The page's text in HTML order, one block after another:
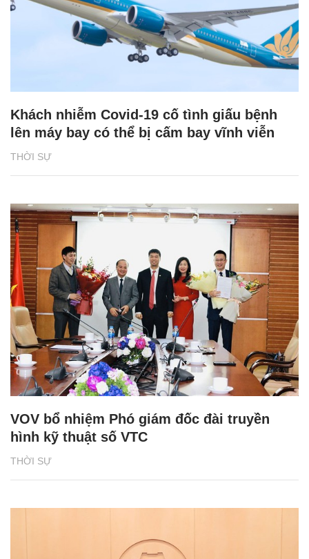
THỜI SỰ
Khách nhiễm Covid-19 cố tình giấu bệnh
lên máy bay có thể bị cấm bay vĩnh viễn
THỜI SỰ
VOV bổ nhiệm Phó giám đốc đài truyền
hình kỹ thuật số VTC